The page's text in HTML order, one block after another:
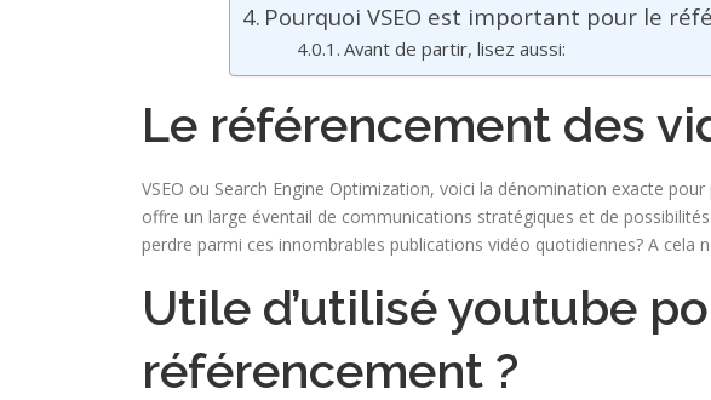
Pourquoi VSEO est important pour le
Avant de partir, lisez aussi:
Le référencement des
VSEO ou Search Engine Optimization, voici la dénomination exacte pour
offre un large éventail de communications stratégiques et de
perdre parmi ces innombrables publications vidéo quotidiennes? A cela
Utile d’utilisé youtube
référencement ?